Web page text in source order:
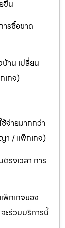
ขึ้น
รซื้อขาด
าน เปลี่ยน
เกจ)
จ่ายมากกว่า
า / แพ็กเกจ)
ตรงเวลา การ
พ็กเกจของ
ะร่วมบริการนี้